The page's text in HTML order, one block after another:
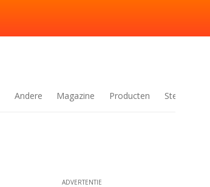
Andere Magazine Producten Steden
ADVERTENTIE